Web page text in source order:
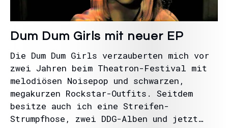
Dum Dum Girls mit neuer EP
Die Dum Dum Girls verzauberten mich vor
zwei Jahren beim Theatron-Festival mit
melodiösen Noisepop und schwarzen,
megakurzen Rockstar-Outfits. Seitdem
besitze auch ich eine Streifen-
Strumpfhose, zwei DDG-Alben und jetzt…